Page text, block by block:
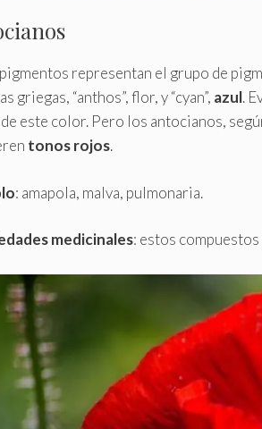
representan el grupo de
griegas, “anthos”, flor, y “cyan”, azul.
este color. Pero los antocianos,
tonos rojos.
: amapola, malva, pulmonaria.
medicinales: estos